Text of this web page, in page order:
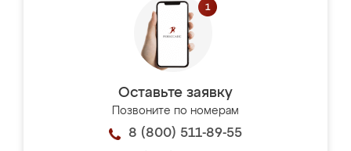
Оставьте заявку
Позвоните по номерам
8 (800) 511-89-55